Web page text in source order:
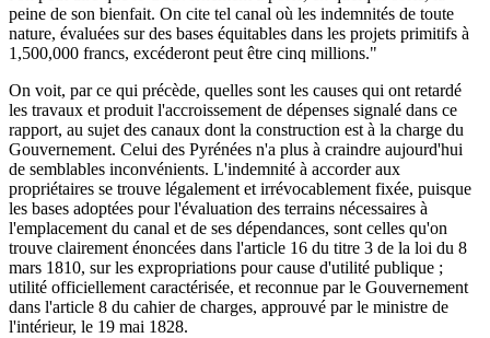
peine de son bienfait. On cite tel canal où les indemnités de toute
nature, évaluées sur des bases équitables dans les projets primitifs à
1,500,000 francs, excéderont peut être cinq millions."
On voit, par ce qui précède, quelles sont les causes qui ont retardé
les travaux et produit l'accroissement de dépenses signalé dans ce
rapport, au sujet des canaux dont la construction est à la charge du
Gouvernement. Celui des Pyrénées n'a plus à craindre aujourd'hui
de semblables inconvénients. L'indemnité à accorder aux
propriétaires se trouve légalement et irrévocablement fixée, puisque
les bases adoptées pour l'évaluation des terrains nécessaires à
l'emplacement du canal et de ses dépendances, sont celles qu'on
trouve clairement énoncées dans l'article 16 du titre 3 de la loi du 8
mars 1810, sur les expropriations pour cause d'utilité publique ;
utilité officiellement caractérisée, et reconnue par le Gouvernement
dans l'article 8 du cahier de charges, approuvé par le ministre de
l'intérieur, le 19 mai 1828.